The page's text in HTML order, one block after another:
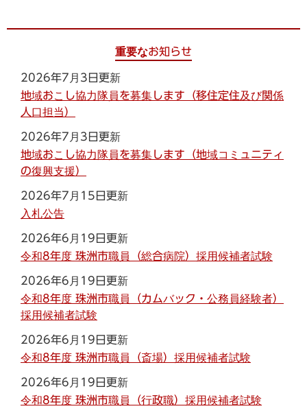
重要なお知らせ
2026年7月3日更新
地域おこし協力隊員を募集します（移住定住及び関係
人口担当）
2026年7月3日更新
地域おこし協力隊員を募集します（地域コミュニティ
の復興支援）
2026年7月15日更新
入札公告
2026年6月19日更新
令和8年度 珠洲市職員（総合病院）採用候補者試験
2026年6月19日更新
令和8年度 珠洲市職員（カムバック・公務員経験者）
採用候補者試験
2026年6月19日更新
令和8年度 珠洲市職員（斎場）採用候補者試験
2026年6月19日更新
令和8年度 珠洲市職員（行政職）採用候補者試験